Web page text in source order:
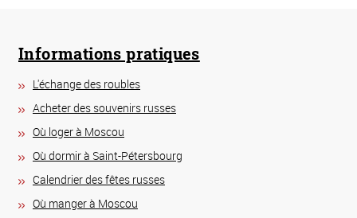
Informations pratiques
L'échange des roubles
Acheter des souvenirs russes
Où loger à Moscou
Où dormir à Saint-Pétersbourg
Calendrier des fêtes russes
Où manger à Moscou